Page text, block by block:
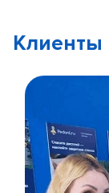
Клиенты